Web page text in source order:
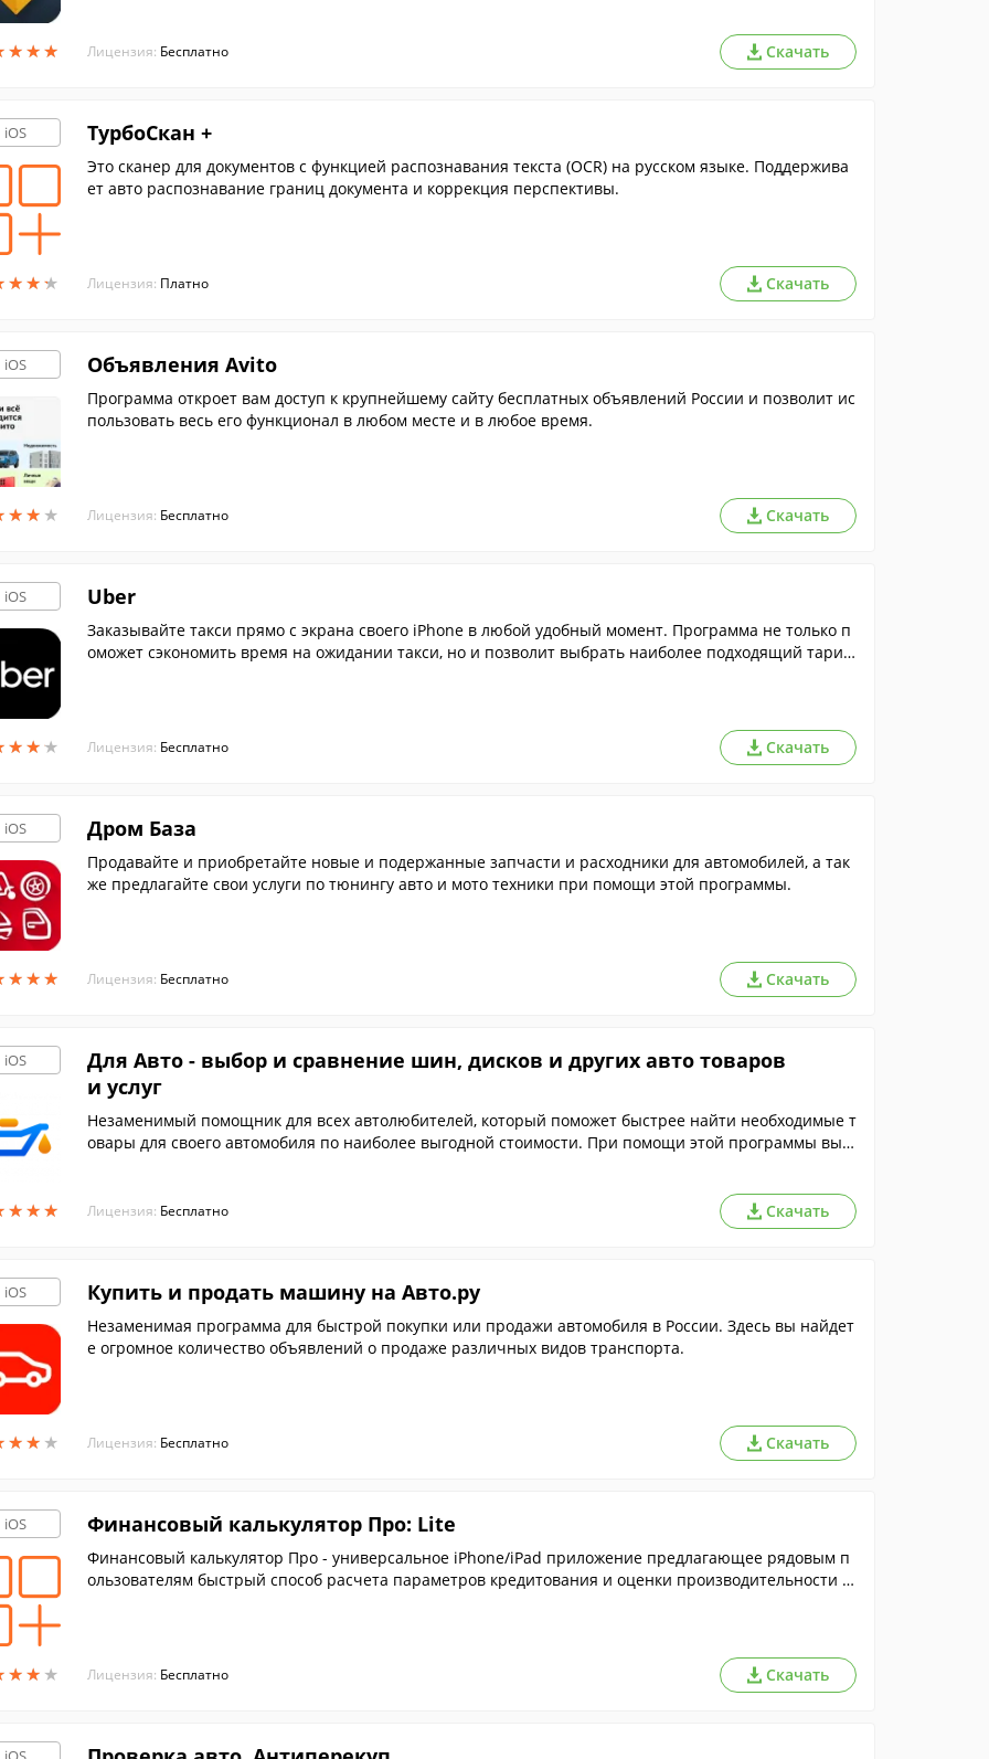
★★★
★★★ Лицензия: Бесплатно Скачать
iOS
★★★
★★★
ТурбоСкан +
Это сканер для документов с функцией распознавания текста (OCR) на русском языке. Поддержива
ет авто распознавание границ документа и коррекция перспективы.
Лицензия: Платно Скачать
iOS
★★ ★
★★ ★
Объявления Avito
Программа откроет вам доступ к крупнейшему сайту бесплатных объявлений России и позволит ис
пользовать весь его функционал в любом месте и в любое время.
Лицензия: Бесплатно Скачать
iOS
★★★
★★★
Uber
Заказывайте такси прямо с экрана своего iPhone в любой удобный момент. Программа не только п
оможет сэкономить время на ожидании такси, но и позволит выбрать наиболее подходящий тари
Лицензия: Бесплатно Скачать
iOS
★★★
★★★
Дром База
Продавайте и приобретайте новые и подержанные запчасти и расходники для автомобилей, а так
же предлагайте свои услуги по тюнингу авто и мото техники при помощи этой программы.
Лицензия: Бесплатно Скачать
iOS
★★★
★★★
Для Авто - выбор и сравнение шин, дисков и других авто товаров
и услуг
Незаменимый помощник для всех автолюбителей, который поможет быстрее найти необходимые т
овары для своего автомобиля по наиболее выгодной стоимости. При помощи этой программы вы с
Лицензия: Бесплатно Скачать
iOS
★★ ★
★★ ★
Купить и продать машину на Авто.ру
Незаменимая программа для быстрой покупки или продажи автомобиля в России. Здесь вы найдет
е огромное количество объявлений о продаже различных видов транспорта.
Лицензия: Бесплатно Скачать
iOS
★★ ★
★★ ★
Финансовый калькулятор Про: Lite
Финансовый калькулятор Про - универсальное iPhone/iPad приложение предлагающее рядовым п
ользователям быстрый способ расчета параметров кредитования и оценки производительности п
Лицензия: Бесплатно Скачать